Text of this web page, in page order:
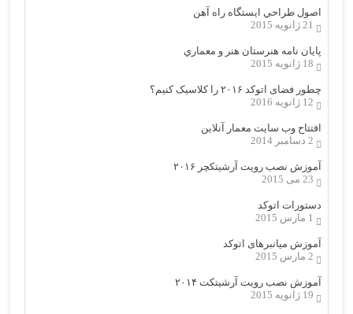
اصول طراحي ایستگاه راه آهن
21 ژانویه 2015
پایان نامه هنرستان هنر و معماري
18 ژانویه 2015
چطور فضای اتوکد ۲۰۱۶ را کلاسیک کنیم؟
12 ژانویه 2016
افتتاح وب سایت معمار آنلاین
2 دسامبر 2014
آموزش نصب رویت آرشیتکچر ۲۰۱۶
23 می 2015
دستورات اتوکد
1 مارس 2015
آموزش میانبرهای اتوکد
2 مارس 2015
آموزش نصب رویت آرشیتکت ۲۰۱۴
19 ژانویه 2015